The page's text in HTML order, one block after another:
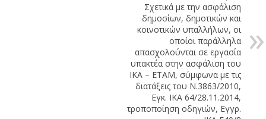
Σχετικά με την ασφάλιση
δημοσίων, δημοτικών και
κοινοτικών υπαλλήλων, οι
οποίοι παράλληλα
απασχολούνται σε εργασία
υπακτέα στην ασφάλιση του
ΙΚΑ – ΕΤΑΜ, σύμφωνα με τις
διατάξεις του Ν.3863/2010,
Εγκ. ΙΚΑ 64/28.11.2014,
τροποποίηση οδηγιών, Εγγρ.